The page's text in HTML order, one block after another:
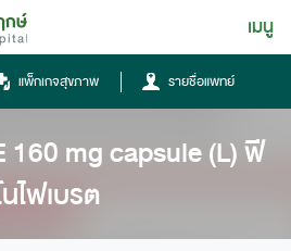
เมนู
แพ็กเกจสุขภาพ รายชื่อแพทย์
160 mg capsule (L) ฟี
ไฟเบรต